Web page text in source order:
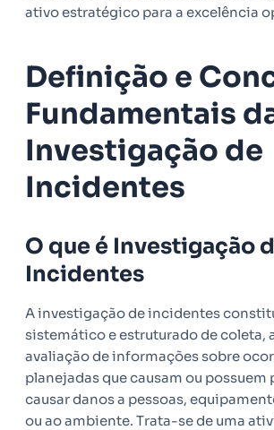
ativo estratégico para a excelência
Definição e
Fundamentais
Investigação de
Incidentes
O que é Investigação
Incidentes
A investigação de incidentes
sistemático e estruturado de coleta,
avaliação de informações sobre
planejadas que causam ou possuem
causar danos a pessoas,
ou ao ambiente. Trata-se de uma